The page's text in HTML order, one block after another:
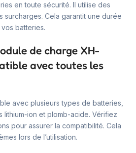
en toute sécurité. Il utilise des
surcharges. Cela garantit une durée
batteries.
de charge XH-
avec toutes les
avec plusieurs types de batteries,
lithium-ion et plomb-acide. Vérifiez
pour assurer la compatibilité. Cela
lors de l’utilisation.